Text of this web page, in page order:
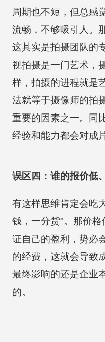
周期也不短，但总感
流畅，不够吸引人。
这其实是拍摄团队的
视拍摄是一门艺术，
样，拍摄的进程就是
法就等于摄像师的拍
重要的因素之一。同
经验和能力都会对成
误区四：谁的报价低
有这样思维肯定会吃
钱，一分货"。那价
证自己的盈利，势必
的经费，这就会导致
最终影响的还是企业
的。